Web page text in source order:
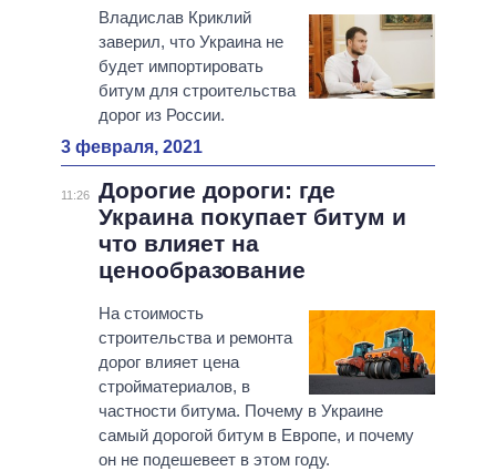
Владислав Криклий
заверил, что Украина не
будет импортировать
битум для строительства
дорог из России.
3 февраля, 2021
11:26
Дорогие дороги: где
Украина покупает битум и
что влияет на
ценообразование
На стоимость
строительства и ремонта
дорог влияет цена
стройматериалов, в
частности битума. Почему в Украине
самый дорогой битум в Европе, и почему
он не подешевеет в этом году.